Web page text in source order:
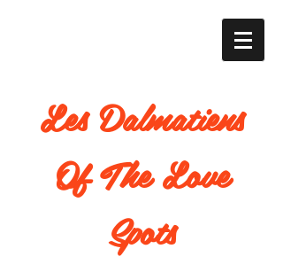
Les Dalmatiens
Of The Love
Spots